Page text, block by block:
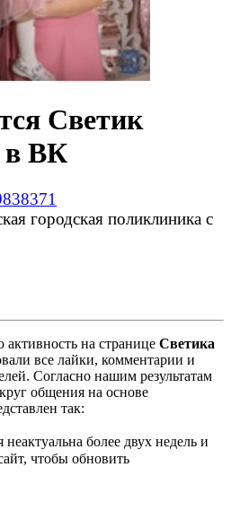
Светик
в ВК
городская поликлиника c
на странице Светика
все лайки, комментарии и
Согласно нашим результатам
общения на основе
так:
более двух недель и
чтобы обновить